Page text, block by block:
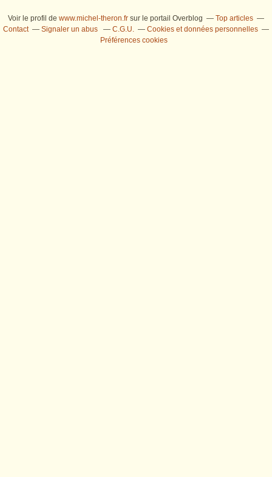
Voir le profil de www.michel-theron.fr sur le portail Overblog
Top articles
Contact
Signaler un abus C.G.U.
Cookies et données personnelles
Préférences cookies